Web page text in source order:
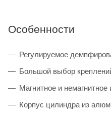
Особенности
Регулируемое
Большой выбор
Магнитное и немагнитное
Корпус цилиндра из